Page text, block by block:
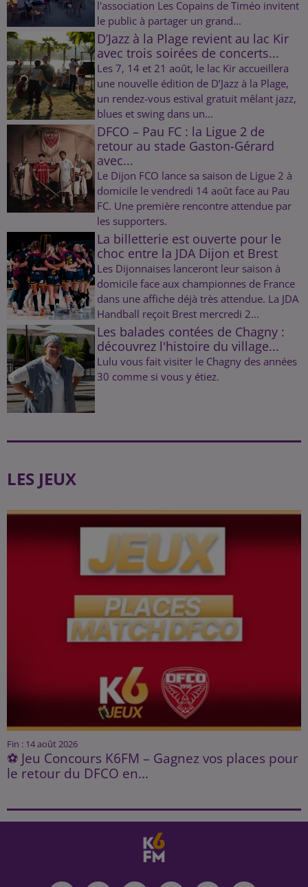
l'association Les Copains de Timéo invitent
le public à partager un grand...
D’Jazz à la Plage revient au lac Kir
avec trois soirées de concerts...
Les 7, 14 et 21 août, le lac Kir accueillera
une nouvelle édition de D’Jazz à la Plage,
un rendez-vous estival gratuit mêlant jazz,
blues et swing dans un...
DFCO – Pau FC : la Ligue 2 de
retour au stade Gaston-Gérard
avec...
Le Dijon FCO lance sa saison de Ligue 2 à
domicile le vendredi 14 août face au Pau
FC. Une première rencontre attendue par
les supporters.
La billetterie est ouverte pour le
choc entre la JDA Dijon et Brest
Les Dijonnaises lanceront leur saison à
domicile face aux championnes de France
dans une affiche déjà très attendue. La JDA
Handball reçoit Brest mercredi 2...
Les balades contées de Chagny :
découvrez l'histoire du village...
Lulu vous fait visiter le Chagny des années
30 comme si vous y étiez.
LES JEUX
Fin : 14 août 2026
⚽ Jeu Concours K6FM – Gagnez vos places pour
le retour du DFCO en...